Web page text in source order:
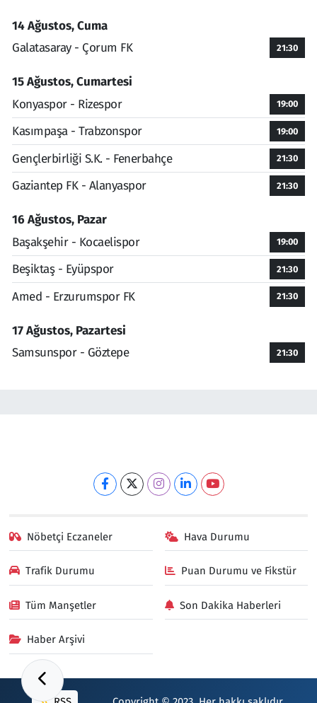
14 Ağustos, Cuma
Galatasaray - Çorum FK
21:30
15 Ağustos, Cumartesi
Konyaspor - Rizespor
19:00
Kasımpaşa - Trabzonspor 19:00
Gençlerbirliği S.K. - Fenerbahçe 21:30
Gaziantep FK - Alanyaspor 21:30
16 Ağustos, Pazar
Başakşehir - Kocaelispor
19:00
Beşiktaş - Eyüpspor 21:30
Amed - Erzurumspor FK 21:30
17 Ağustos, Pazartesi
Samsunspor - Göztepe
21:30
Nöbetçi Eczaneler Hava Durumu
Trafik Durumu Puan Durumu ve Fikstür
Tüm Manşetler Son Dakika Haberleri
Haber Arşivi